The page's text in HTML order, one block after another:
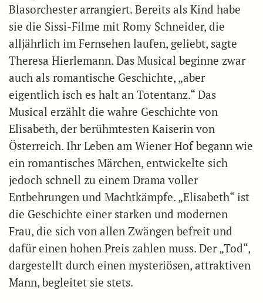
Blasorchester arrangiert. Bereits als Kind habe
sie die Sissi-Filme mit Romy Schneider, die
alljährlich im Fernsehen laufen, geliebt, sagte
Theresa Hierlemann. Das Musical beginne zwar
auch als romantische Geschichte, „aber
eigentlich isch es halt an Totentanz.“ Das
Musical erzählt die wahre Geschichte von
Elisabeth, der berühmtesten Kaiserin von
Österreich. Ihr Leben am Wiener Hof begann wie
ein romantisches Märchen, entwickelte sich
jedoch schnell zu einem Drama voller
Entbehrungen und Machtkämpfe. „Elisabeth“ ist
die Geschichte einer starken und modernen
Frau, die sich von allen Zwängen befreit und
dafür einen hohen Preis zahlen muss. Der „Tod“,
dargestellt durch einen mysteriösen, attraktiven
Mann, begleitet sie stets.